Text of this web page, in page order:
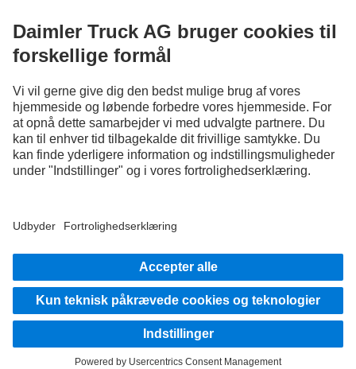
Kom godt i gang
Udbyder
Databeskyttelsesoplysninger Vejhjælp
Yderligere oplysninger om databeskyttelse
Anvendelsesbetingelser